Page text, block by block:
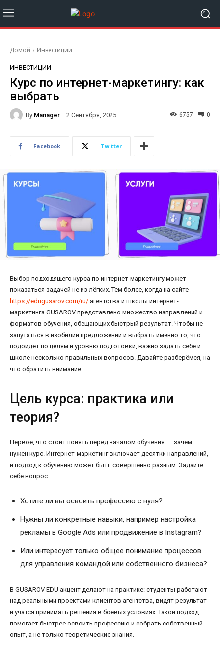
Домой Инвестиции
ИНВЕСТИЦИИ
Курс по интернет-маркетингу: как
выбрать
By Manager 2 Сентября, 2025 0
6757
Facebook Twitter
Выбор подходящего курса по интернет-маркетингу может
показаться задачей не из лёгких. Тем более, когда на сайте
https://edugusarov.com/ru/ агентства и школы интернет-
маркетинга GUSAROV представлено множество направлений и
форматов обучения, обещающих быстрый результат. Чтобы не
запутаться в изобилии предложений и выбрать именно то, что
подойдёт по целям и уровню подготовки, важно задать себе и
школе несколько правильных вопросов. Давайте разберёмся, на
что обратить внимание.
Цель курса: практика или
теория?
Первое, что стоит понять перед началом обучения, — зачем
нужен курс. Интернет-маркетинг включает десятки направлений,
и подход к обучению может быть совершенно разным. Задайте
себе вопрос:
Хотите ли вы освоить профессию с нуля?
Нужны ли конкретные навыки, например настройка
рекламы в Google Ads или продвижение в Instagram?
Или интересует только общее понимание процессов
для управления командой или собственного бизнеса?
В GUSAROV EDU акцент делают на практике: студенты работают
над реальными проектами клиентов агентства, видят результат
и учатся принимать решения в боевых условиях. Такой подход
помогает быстрее освоить профессию и собрать собственный
опыт, а не только теоретические знания.